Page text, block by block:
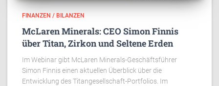
FINANZEN / BILANZEN
McLaren Minerals: CEO Simon Finnis
über Titan, Zirkon und Seltene Erden
Im Webinar gibt McLaren Minerals-Geschäftsführer
Simon Finnis einen aktuellen Überblick über die
Entwicklung des Titangesellschaft-Portfolios. Im